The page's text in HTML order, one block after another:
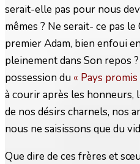
serait-elle pas pour nous
mêmes ? Ne serait- ce pas
premier Adam, bien enfoui
pleinement dans Son repos
possession du « Pays promis
à courir après les honneurs,
de nos désirs charnels, nos
nous ne saisissons que du
Que dire de ces frères et